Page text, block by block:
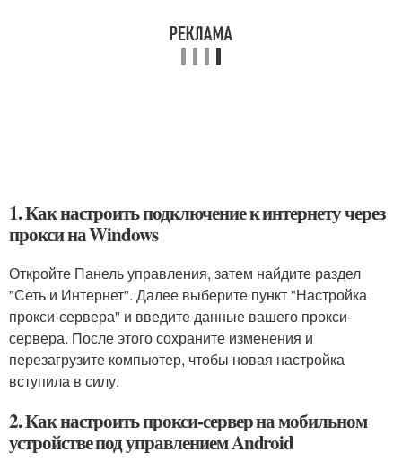
1. Как настроить подключение к интернету через
прокси на Windows
Откройте Панель управления, затем найдите раздел
"Сеть и Интернет". Далее выберите пункт "Настройка
прокси-сервера" и введите данные вашего прокси-
сервера. После этого сохраните изменения и
перезагрузите компьютер, чтобы новая настройка
вступила в силу.
2. Как настроить прокси-сервер на мобильном
устройстве под управлением Android